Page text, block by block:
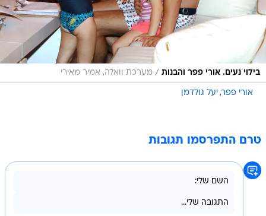
בילוי נעים. אורי פפר והבנות / מערכת וואלה, אמיר מאירי
אורי פפר יעל גולדמן
טרם התפרסמו תגובות